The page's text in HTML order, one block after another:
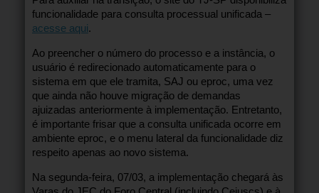
funcionalidade para consulta processual unificada –
acesse aqui.
Ao preencher o número do processo e a instância, o
usuário é redirecionado automaticamente para o
sistema em que ele tramita, SAJ ou eproc, uma vez
que ainda não houve migração de demandas
ajuizadas anteriormente à implementação. Entretanto,
é importante frisar que a consulta unificada ocorre em
ambiente eproc, e o menu lateral da funcionalidade diz
respeito apenas ao novo sistema.
Na segunda-feira, 07/03, a implementação chegará às